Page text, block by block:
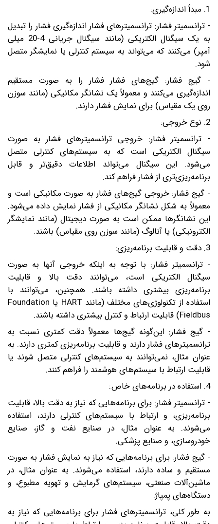
1. مبدأ اندازه‌گیری:
- ترانسمیتر فشار: ترانسمیترهای فشار اندازه‌گیری فشار را تبدیل
به یک سیگنال الکتریکی (مانند سیگنال جریانی 4-20 میلی
آمپر) می‌کنند که می‌تواند به سیستم کنترلی یا نمایشگر متصل
شود.
- گیج فشار: گیج‌های فشار فشار را به صورت مستقیم
اندازه‌گیری می‌کنند و معمولاً یک نشانگر مکانیکی (مانند سوزن
روی یک مقیاس) برای نمایش فشار دارند.
2. نوع خروجی:
- ترانسمیتر فشار: خروجی ترانسمیترهای فشار به صورت
سیگنال الکتریکی است که به سیستم‌های کنترلی متصل
می‌شود. این سیگنال می‌تواند اطلاعات دقیق‌تر و قابل
برنامه‌ریزی‌تری از فشار فراهم کند.
- گیج فشار: خروجی گیج‌های فشار به صورت مکانیکی است و
معمولاً به شکل نشانگر مکانیکی از فشار نمایش داده می‌شود.
این نشانگرها ممکن است به صورت دیجیتال (مانند نمایشگر
الکترونیکی) یا آنالوگ (مانند سوزن روی مقیاس) باشند.
3. دقت و قابلیت برنامه‌ریزی:
- ترانسمیتر فشار: با توجه به اینکه خروجی آنها به صورت
سیگنال الکتریکی است، می‌توانند دقت بالا و قابلیت
برنامه‌ریزی بیشتری داشته باشند. همچنین، می‌توانند با
استفاده از تکنولوژی‌های مختلف (مانند HART یا Foundation
Fieldbus) قابلیت ارتباط و کنترل بیشتری داشته باشند.
- گیج فشار: این‌گونه گیج‌ها معمولاً دقت کمتری نسبت به
ترانسمیترهای فشار دارند و قابلیت برنامه‌ریزی کمتری دارند. به
عنوان مثال، نمی‌توانند به سیستم‌های کنترلی متصل شوند یا
قابلیت ارتباط با سیستم‌های هوشمند را فراهم کنند.
4. استفاده در برنامه‌های خاص:
- ترانسمیتر فشار: برای برنامه‌هایی که نیاز به دقت بالا، قابلیت
برنامه‌ریزی، و ارتباط با سیستم‌های کنترلی دارند، استفاده
می‌شوند. به عنوان مثال، در صنایع نفت و گاز، صنایع
خودروسازی، و صنایع پزشکی.
- گیج فشار: برای برنامه‌هایی که نیاز به نمایش فشار به صورت
مستقیم و ساده دارند، استفاده می‌شوند. به عنوان مثال، در
ماشین‌آلات صنعتی، سیستم‌های گرمایش و تهویه مطبوع، و
دستگاه‌های پمپاژ.
به طور کلی، ترانسمیترهای فشار برای برنامه‌هایی که نیاز به